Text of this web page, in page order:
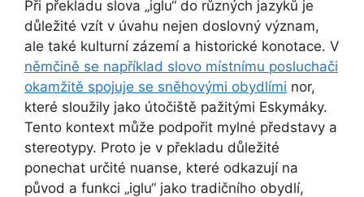
Při překladu slova „iglu“ do různých jazyků je
důležité vzít v úvahu nejen doslovný význam,
ale také kulturní zázemí a historické konotace. V
němčině se například slovo místnímu posluchači
okamžitě spojuje se sněhovými obydlími nor,
které sloužily jako útočiště pažitými Eskymáky.
Tento kontext může podpořit mylné představy a
stereotypy. Proto je v překladu důležité
ponechat určité nuanse, které odkazují na
původ a funkci „iglu“ jako tradičního obydlí,